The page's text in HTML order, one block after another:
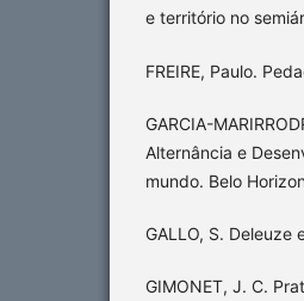
e território no
FREIRE, Paulo.
GARCIA-
Alternância e
mundo. Belo
GALLO, S.
GIMONET, J. C.